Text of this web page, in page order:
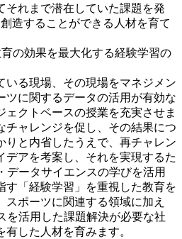
それまで潜在していた課題を発
造することができる人材を育て
の効果を最大化する経験学習の
いる現場、その現場をマネジメン
ツに関するデータの活用が有効な
ェクトベースの授業を充実させま
チャレンジを促し、その結果につ
りと内省したうえで、再チャレン
デアを考案し、それを実現するた
データサイエンスの学びを活用
す「経験学習」を重視した教育を
スポーツに関連する領域に加え
を活用した課題解決が必要な社
した人材を育みます。